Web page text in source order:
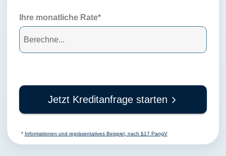
Ihre monatliche Rate*
Jetzt Kreditanfrage starten
* Informationen und repräsentatives Beispiel, nach §17 PangV